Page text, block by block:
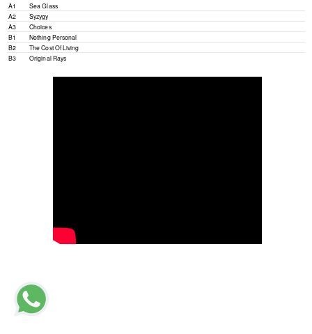
A1
Sea Glass
A2
Syzygy
A3
Choices
B1
Nothing Personal
B2
The Cost Of Living
B3
Original Rays